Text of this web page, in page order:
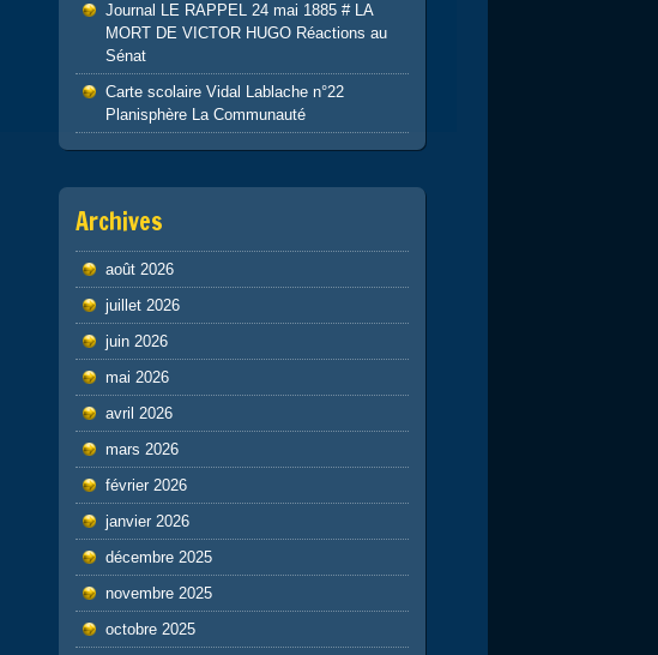
Journal LE RAPPEL 24 mai 1885 # LA
MORT DE VICTOR HUGO Réactions au
Sénat
Carte scolaire Vidal Lablache n°22
Planisphère La Communauté
Archives
août 2026
juillet 2026
juin 2026
mai 2026
avril 2026
mars 2026
février 2026
janvier 2026
décembre 2025
novembre 2025
octobre 2025